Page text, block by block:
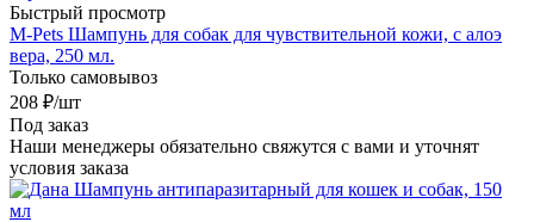
Быстрый просмотр
M-Pets Шампунь для собак для чувствительной кожи, с алоэ
вера, 250 мл.
Только самовывоз
208 ₽/шт
Под заказ
Наши менеджеры обязательно свяжутся с вами и уточнят
условия заказа